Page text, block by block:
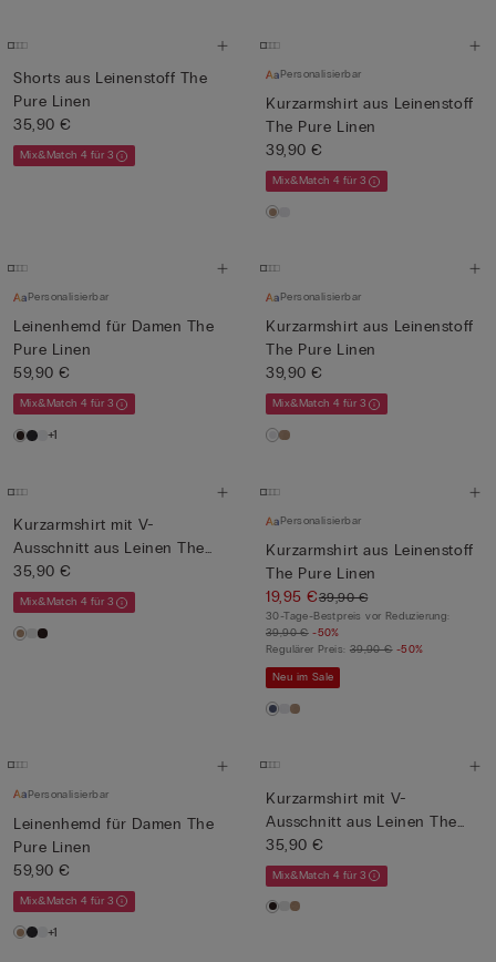
Shorts aus Leinenstoff The
Pure Linen
35,90 €
Mix&Match 4 für 3
Personalisierbar
Kurzarmshirt aus Leinenstoff
The Pure Linen
39,90 €
Mix&Match 4 für 3
Personalisierbar
Leinenhemd für Damen The
Pure Linen
59,90 €
Mix&Match 4 für 3
+1
Personalisierbar
Kurzarmshirt aus Leinenstoff
The Pure Linen
39,90 €
Mix&Match 4 für 3
Kurzarmshirt mit V-
Ausschnitt aus Leinen The
Pure ...
35,90 €
Mix&Match 4 für 3
Personalisierbar
Kurzarmshirt aus Leinenstoff
The Pure Linen
19,95 €39,90 €
30-Tage-Bestpreis vor Reduzierung:
39,90 € -50%
Regulärer Preis: 39,90 € -50%
Neu im Sale
Personalisierbar
Leinenhemd für Damen The
Pure Linen
59,90 €
Mix&Match 4 für 3
+1
Kurzarmshirt mit V-
Ausschnitt aus Leinen The
Pure ...
35,90 €
Mix&Match 4 für 3